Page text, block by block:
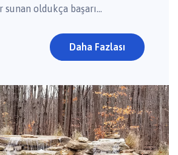
oldukça başarı...
Daha Fazlası